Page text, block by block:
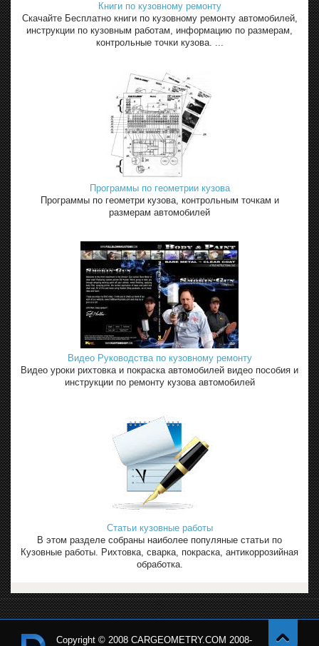
Книги по кузовному ремонту
Скачайте Бесплатно книги по кузовному ремонту автомобилей,
инструкции по кузовным работам, информацию по размерам,
контрольные точки кузова. ...
Программы по геометрии кузова
Программы по геометри кузова, контрольным точкам и
размерам автомобилей
Видео Руководства по кузовному ремонту
Видео уроки рихтовка и покраска автомобилей видео пособия и
инструкции по ремонту кузова автомобилей
Статьи кузовные работы
В этом разделе собраны наиболее популяные статьи по
Кузовные работы. Рихтовка, сварка, покраска, антикоррозийная
обработка.
Copyright © 2008 CARGEOMETRY.COM 2008-